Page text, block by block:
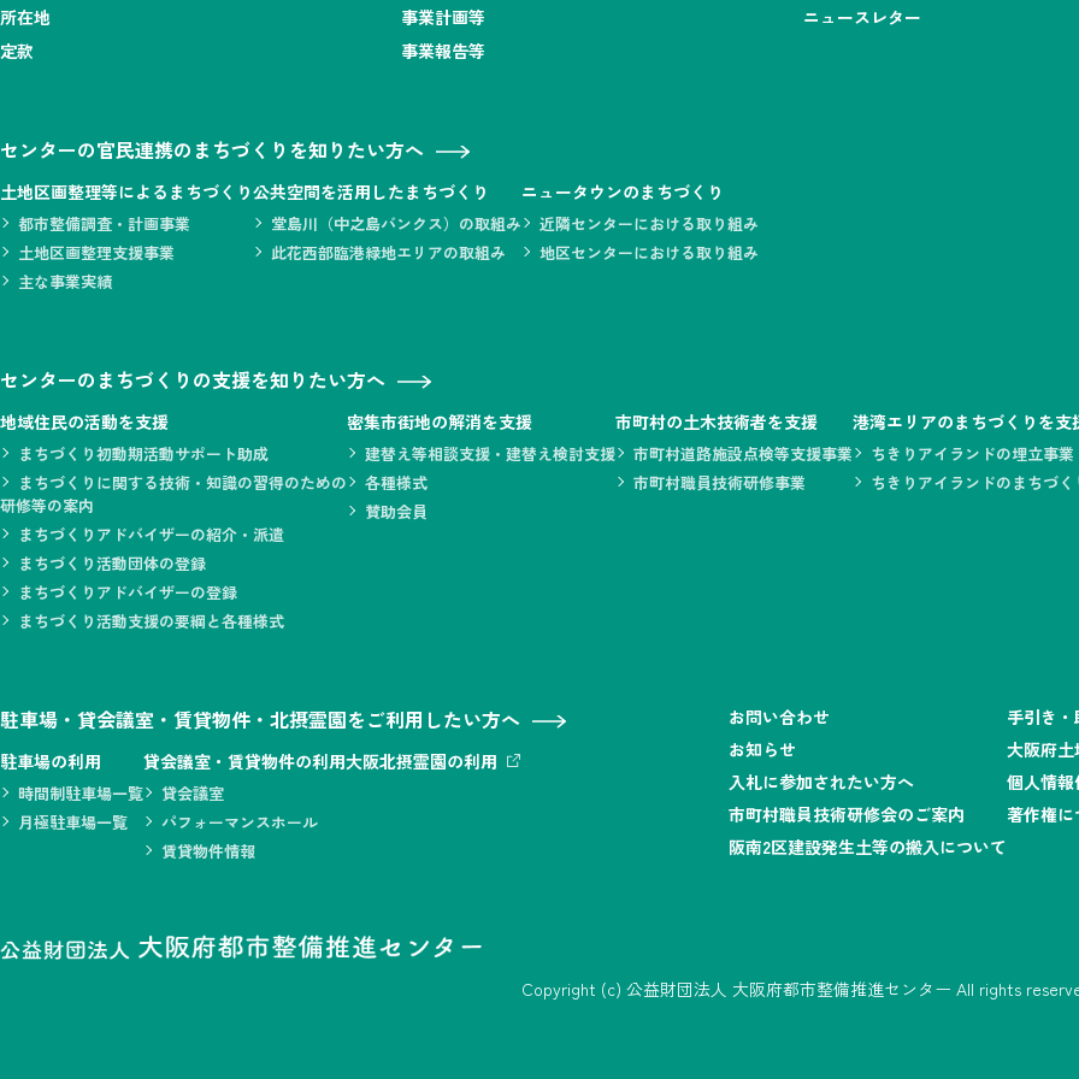
採用 令和７年度【大阪府・市町村・団体参加】技術職公務員等合同説明会に出展しました
採用 2025.12.15 理事（常務理事）の募集について
情報提供 2025.12.10 ちきりアイランド（阪南２区）年末年始休業日についてお知らせします。
採用 2025.12.08 正職員（技術職）の募集について
情報提供 2025.12.08 後半4地域で「維持管理連携プラットフォーム勉強会」を開催しました
情報提供 2025.11.27
採用 2025.11.25 職員（都市整備事業部市町村技術支援課 参与(土木職)）の募集について
情報提供 2025.10.15 中之島バンクスに新規店舗『UNWEDDING 中之島』がオープンしました
情報提供 2025.09.10 「地域連携プラットフォーム勉強会」が始動しました！
所在地 事業計画等
ニュースレター
定款
事業報告等
センターの官民連携のまちづくりを知りたい方へ
土地区画整理等によるまちづくり
都市整備調査・計画事業
土地区画整理支援事業
主な事業実績
公共空間を活用したまちづくり
堂島川（中之島バンクス）の取組み
此花西部臨港緑地エリアの取組み
ニュータウンのまちづくり
近隣センターにおける取り組み
地区センターにおける取り組み
センターのまちづくりの支援を知りたい方へ
地域住民の活動を支援
まちづくり初動期活動サポート助成
まちづくりに関する技術・知識の習得のための
研修等の案内
まちづくりアドバイザーの紹介・派遣
まちづくり活動団体の登録
まちづくりアドバイザーの登録
まちづくり活動支援の要綱と各種様式
密集市街地の解消を支援
建替え等相談支援・建替え検討支援
各種様式
賛助会員
市町村の土木技術者を支援
市町村道路施設点検等支援事業
市町村職員技術研修事業
港湾エリアのまちづくりを支
ちきりアイランドの埋立事業
ちきりアイランドのまちづく
駐車場・貸会議室・賃貸物件・北摂霊園をご利用したい方へ
駐車場の利用
時間制駐車場一覧
月極駐車場一覧
貸会議室・賃貸物件の利用
貸会議室
パフォーマンスホール
賃貸物件情報
大阪北摂霊園の利用
お問い合わせ
お知らせ
入札に参加されたい方へ
市町村職員技術研修会のご案内
阪南2区建設発生土等の搬入について
手引き
大阪府
個人情
著作権に
Copyright (c) 公益財団法人 大阪府都市整備推進センター All rights